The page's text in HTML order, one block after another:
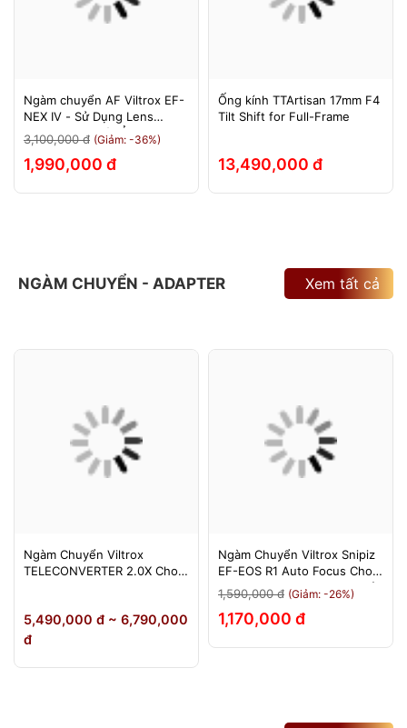
Ngàm chuyển AF Viltrox EF-
NEX IV - Sử Dụng Lens
Canon Trên Máy Ảnh Sony
E-Mount - Bảo Hành 12
Tháng.
3,100,000 đ (Giảm: -36%)
1,990,000 đ
Ống kính TTArtisan 17mm F4
Tilt Shift for Full-Frame
13,490,000 đ
NGÀM CHUYỂN - ADAPTER Xem tất cả
Ngàm Chuyển Viltrox
TELECONVERTER 2.0X Cho
Tháng
5,490,000 đ ~ 6,790,000
đ
Ngàm Chuyển Viltrox Snipiz
EF-EOS R1 Auto Focus Cho
Canon EOS R/RP/R5/R6 - Bảo
Hành 12 Tháng 1 Đổi 1
1,590,000 đ (Giảm: -26%)
1,170,000 đ